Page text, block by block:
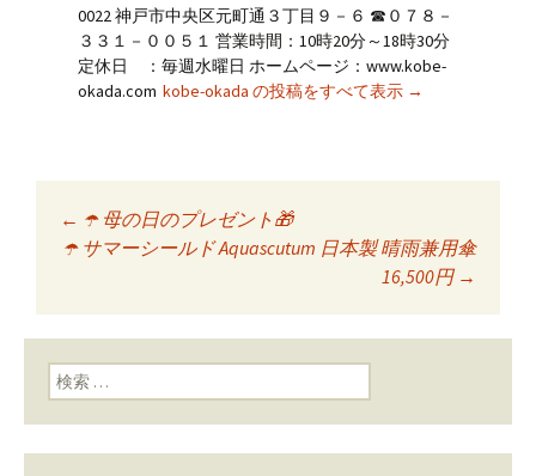
0022 神戸市中央区元町通３丁目９－６ ☎０７８－
３３１－００５１ 営業時間：10時20分～18時30分
定休日 ：毎週水曜日 ホームページ：www.kobe-
okada.com kobe-okada の投稿をすべて表示 →
投稿ナビゲーショ
ン
← ☂️ 母の日のプレゼント🎁
☂️ サマーシールド Aquascutum 日本製 晴雨兼用傘
16,500円 →
検索: